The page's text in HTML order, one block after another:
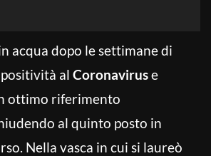
acqua dopo le settimane di
al Coronaviruse
ottimo riferimento
al quinto posto in
Nella vasca in cui si laureò